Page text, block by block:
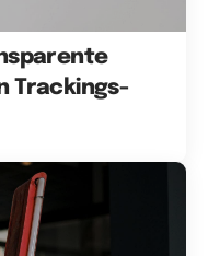
Trackings-